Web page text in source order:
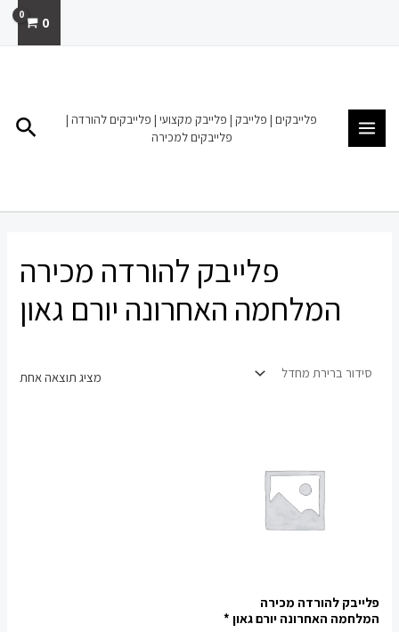
0
פלייבקים | פלייבק | פלייבק מקצועי | פלייבקים להורדה |
פלייבקים למכירה
פלייבק להורדה מכירה
המלחמה האחרונה יורם גאון
מציג תוצאה אחת
פלייבק להורדה מכירה
המלחמה האחרונה יורם גאון *